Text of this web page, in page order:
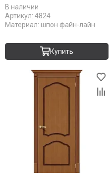
В наличии
Артикул: 4824
Материал: шпон файн-лайн
Купить